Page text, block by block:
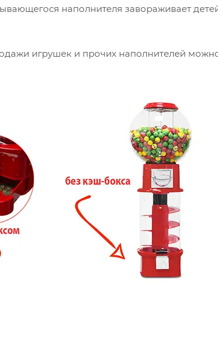
наполнителя завораживает
игрушек и прочих наполнителей